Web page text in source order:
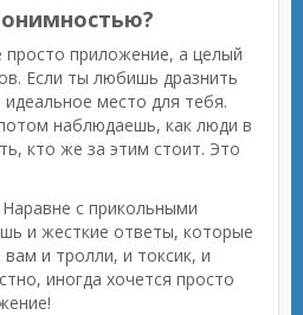
просто приложение, а целый
Если ты любишь дразнить
место для тебя.
наблюдаешь, как люди в
кто же за этим стоит. Это
с прикольными
и жесткие ответы, которые
и тролли, и токсик, и
иногда хочется просто